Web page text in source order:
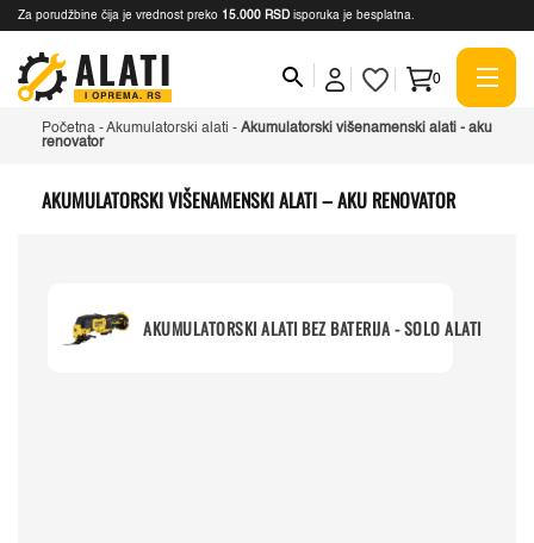
Za porudžbine čija je vrednost preko 15.000 RSD isporuka je besplatna.
0
Početna -Akumulatorski alati - Akumulatorski višenamenski alati - aku
renovator
AKUMULATORSKI VIŠENAMENSKI ALATI – AKU RENOVATOR
AKUMULATORSKI ALATI BEZ BATERIJA - SOLO ALATI